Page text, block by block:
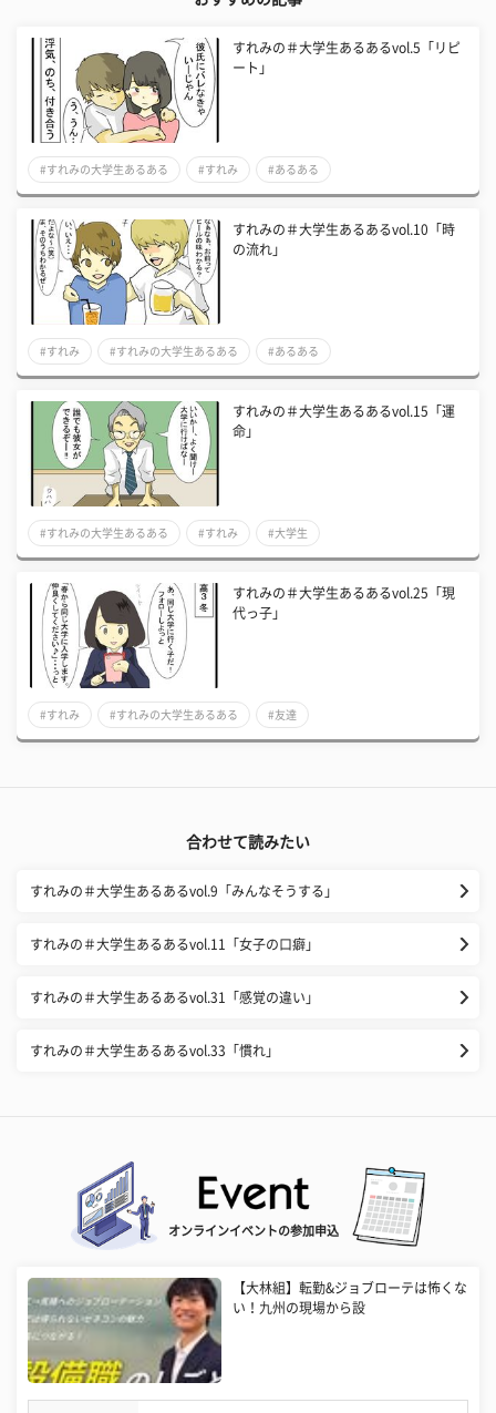
すれみの＃大学生あるあるvol.5「リピ
ート」
#すれみの大学生あるある #すれみ #あるある
すれみの＃大学生あるあるvol.10「時
の流れ」
#すれみ #すれみの大学生あるある #あるある
すれみの＃大学生あるあるvol.15「運
命」
#すれみの大学生あるある #すれみ #大学生
すれみの＃大学生あるあるvol.25「現
代っ子」
#すれみ #すれみの大学生あるある #友達
合わせて読みたい
すれみの＃大学生あるあるvol.9「みんなそうする」
すれみの＃大学生あるあるvol.11「女子の口癖」
すれみの＃大学生あるあるvol.31「感覚の違い」
すれみの＃大学生あるあるvol.33「慣れ」
オンラインイベントの参加申込
【大林組】転勤&ジョブローテは怖くな
い！九州の現場から設